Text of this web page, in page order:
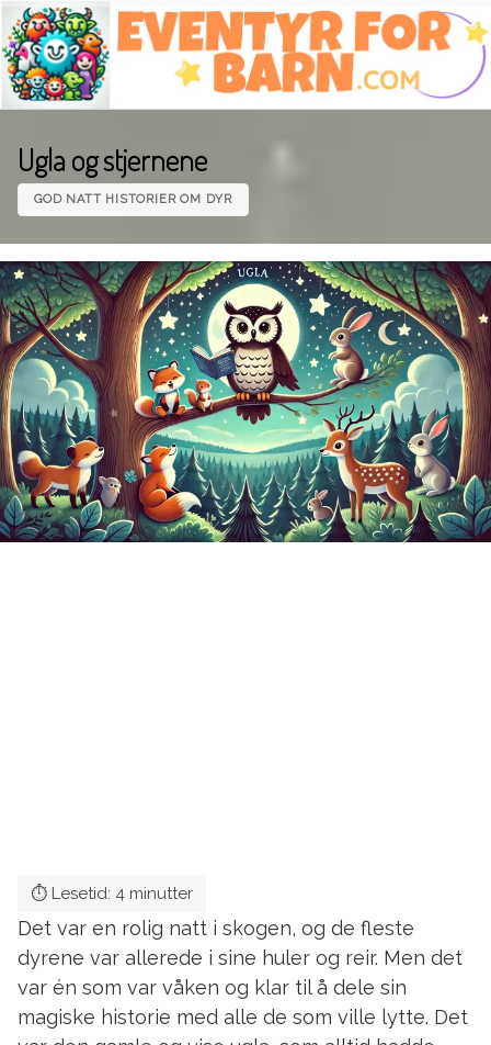
Skip
to
content
GOD NATT HISTORIER OM DYR
Ugla og stjernene
Det var en rolig natt i skogen, og de fleste
dyrene var allerede i sine huler og reir. Men det
var én som var våken og klar til å dele sin
magiske historie med alle de som ville lytte. Det